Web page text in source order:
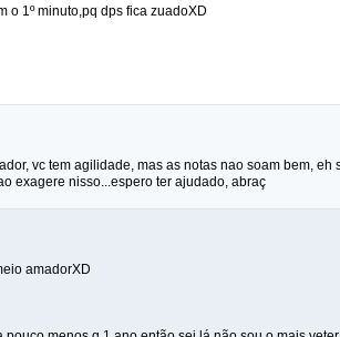
o 1º minuto,pq dps fica zuadoXD
vc tem agilidade, mas as notas nao soam bem,
exagere nisso...espero ter ajudado, abraç
amadorXD